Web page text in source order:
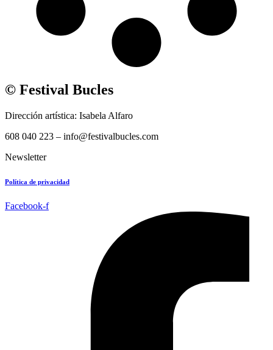
© Festival Bucles
Dirección artística: Isabela Alfaro
608 040 223 – info@festivalbucles.com
Newsletter
Política de privacidad
Facebook-f